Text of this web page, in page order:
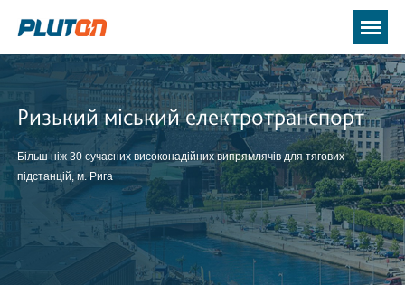
Ризький міський електротранспорт
Більш ніж 30 сучасних високонадійних випрямлячів для тягових
підстанцій, м. Рига